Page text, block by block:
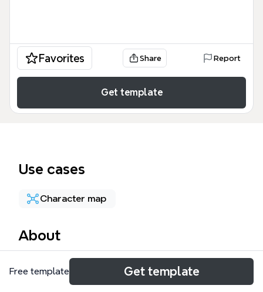
Favorites Share Report
Get template
Use cases
Character map
About
这张娱乐人物关系图以王菲、李亚鹏、周迅、窦唯等11
位华语娱乐圈人物为核心，梳理了他们之间错综复杂的
Free template Get template